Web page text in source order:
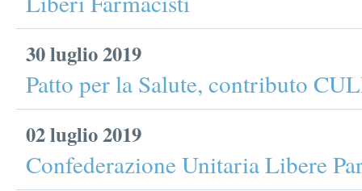
30 luglio 2019
Patto per la Salute, contributo
02 luglio 2019
Confederazione Unitaria Libere